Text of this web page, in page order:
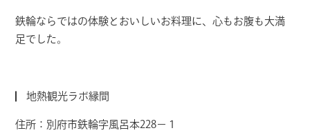
鉄輪ならではの体験とおいしいお料理に、心もお腹も大満
足でした。
地熱観光ラボ縁間
住所：別府市鉄輪字風呂本228−１